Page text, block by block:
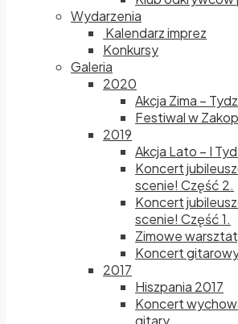
Wydarzenia
Kalendarz imprez
Konkursy
Galeria
2020
Akcja Zima –
Festiwal w
2019
Akcja Lato – I
Koncert
scenie! Część 2.
Koncert
scenie! Część 1.
Zimowe
Koncert
2017
Hiszpania 2017
Koncert
gitary